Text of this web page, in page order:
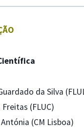
da Silva
(FLUC)
(CM Lisboa)